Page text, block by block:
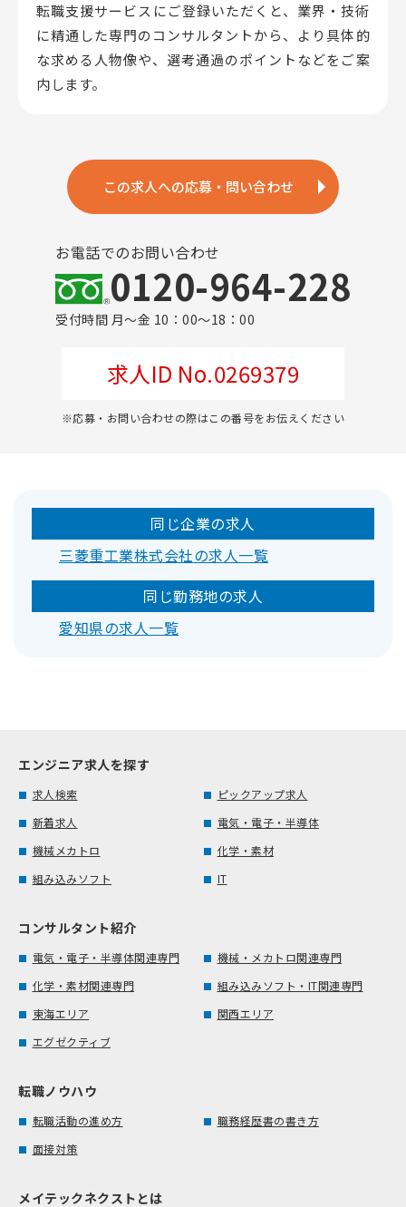
転職支援サービスにご登録いただくと、業界・技術
に精通した専門のコンサルタントから、 より具体的
な求める人物像や、選考通過のポイントなどをご案
内します。
この求人への応募・問い合わせ
お電話でのお問い合わせ
0120-964-228
受付時間 月～金 10：00～18：00
求人ID No.0269379
※応募・お問い合わせの際はこの番号をお伝えください
同じ企業の求人
三菱重工業株式会社の求人一覧
同じ勤務地の求人
愛知県の求人一覧
エンジニア求人を探す
求人検索
ピックアップ求人
新着求人
電気・電子・半導体
機械メカトロ
化学・素材
組み込みソフト
IT
コンサルタント紹介
電気・電子・半導体関連専門
機械・メカトロ関連専門
化学・素材関連専門
組み込みソフト・IT関連専門
東海エリア
関西エリア
エグゼクティブ
転職ノウハウ
転職活動の進め方
職務経歴書の書き方
面接対策
メイテックネクストとは